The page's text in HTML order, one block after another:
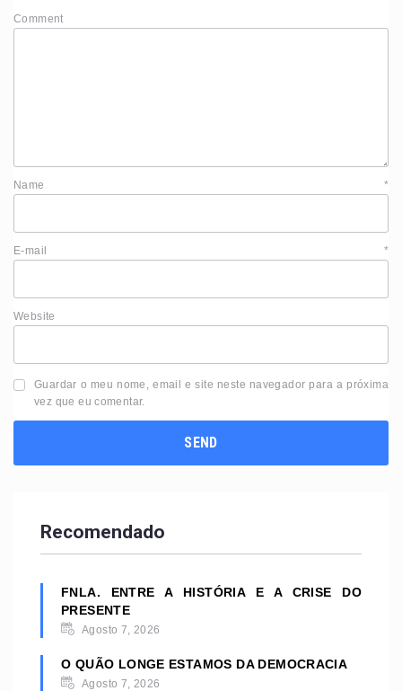
Comment
Name *
E-mail *
Website
Guardar o meu nome, email e site neste navegador para a próxima
vez que eu comentar.
Recomendado
FNLA. ENTRE A HISTÓRIA E A CRISE DO
PRESENTE
Agosto 7, 2026
O QUÃO LONGE ESTAMOS DA DEMOCRACIA
Agosto 7, 2026